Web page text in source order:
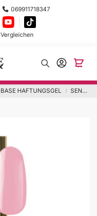
069911718347
Vergleichen
BASE HAFTUNGSGEL / SENS BASE Cover Pink 10ml